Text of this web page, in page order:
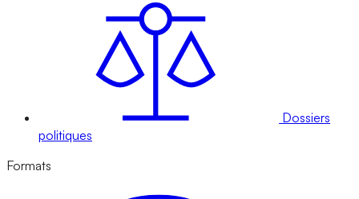
Dossiers
politiques
Formats